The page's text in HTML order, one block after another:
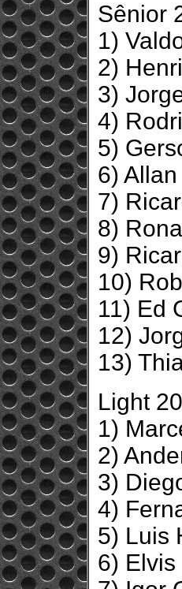
Sênior
1)
2)
3)
4)
5)
6)
7)
8)
9)
10)
11) Ed
12)
13)
Light
1)
2)
3)
4)
5) Luis
6) Elvis